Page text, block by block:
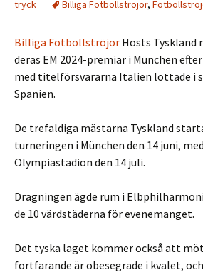
tryck
Billiga Fotbollströjor,
Billiga Fotbollströjor Hosts Tyskland
deras EM 2024-premiär i München
med titelförsvararna Italien lottade i
Spanien.
De trefaldiga mästarna Tyskland
turneringen i München den 14 juni,
Olympiastadion den 14 juli.
Dragningen ägde rum i
de 10 värdstäderna för evenemanget.
Det tyska laget kommer också att
fortfarande är obesegrade i kvalet,